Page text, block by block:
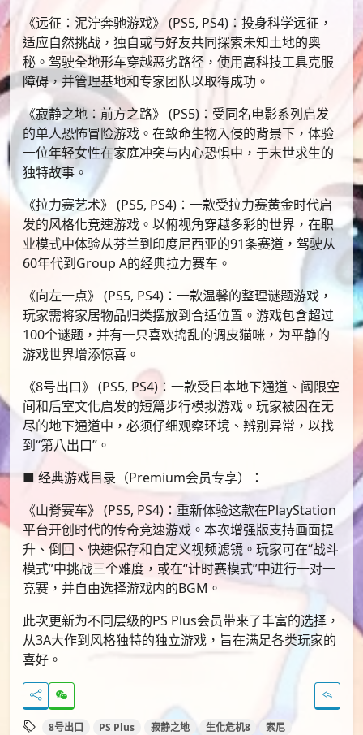
《远征：泥泞奔驰游戏》 (PS5, PS4)：投身科学远征，
适应自然挑战，独自或与好友共同探索未知土地的奥
秘。驾驶全地形车穿越恶劣路径，使用高科技工具克服
障碍，并管理基地和专家团队以取得成功。
《寂静之地：前方之路》 (PS5)：受同名电影系列启发
的单人恐怖冒险游戏。在致命生物入侵的背景下，体验
一位年轻女性在家庭冲突与内心恐惧中，于末世求生的
独特故事。
《拉力赛艺术》 (PS5, PS4)：一款受拉力赛黄金时代启
发的风格化竞速游戏。以俯视角穿越多彩的世界，在职
业模式中体验从芬兰到印度尼西亚的91条赛道，驾驶从
60年代到Group A的经典拉力赛车。
《向左一点》 (PS5, PS4)：一款温馨的整理谜题游戏，
玩家需将家居物品归类摆放到合适位置。游戏包含超过
100个谜题，并有一只喜欢捣乱的调皮猫咪，为平静的
游戏世界增添惊喜。
《8号出口》 (PS5, PS4)：一款受日本地下通道、阈限空
间和后室文化启发的短篇步行模拟游戏。玩家被困在无
尽的地下通道中，必须仔细观察环境、辨别异常，以找
到“第八出口”。
■ 经典游戏目录（Premium会员专享）：
《山脊赛车》 (PS5, PS4)：重新体验这款在PlayStation
平台开创时代的传奇竞速游戏。本次增强版支持画面提
升、倒回、快速保存和自定义视频滤镜。玩家可在“战斗
模式”中挑战三个难度，或在“计时赛模式”中进行一对一
竞赛，并自由选择游戏内的BGM。
此次更新为不同层级的PS Plus会员带来了丰富的选择，
从3A大作到风格独特的独立游戏，旨在满足各类玩家的
喜好。
8号出口 PS Plus 寂静之地 生化危机8
索尼